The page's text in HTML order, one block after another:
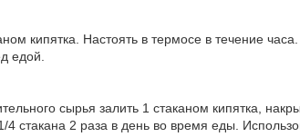
кипятка. Настоять в термосе в течение
едой.
сырья залить 1 стаканом кипятка,
стакана 2 раза в день во время еды.